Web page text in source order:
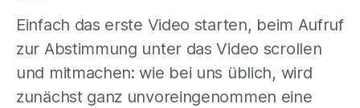
Einfach das erste Video starten, beim Aufruf
zur Abstimmung unter das Video scrollen
und mitmachen: wie bei uns üblich, wird
zunächst ganz unvoreingenommen eine